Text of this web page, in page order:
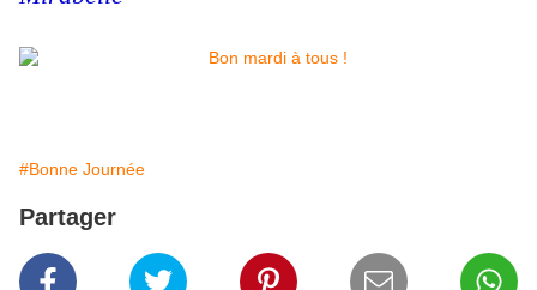
#Bonne Journée
Partager